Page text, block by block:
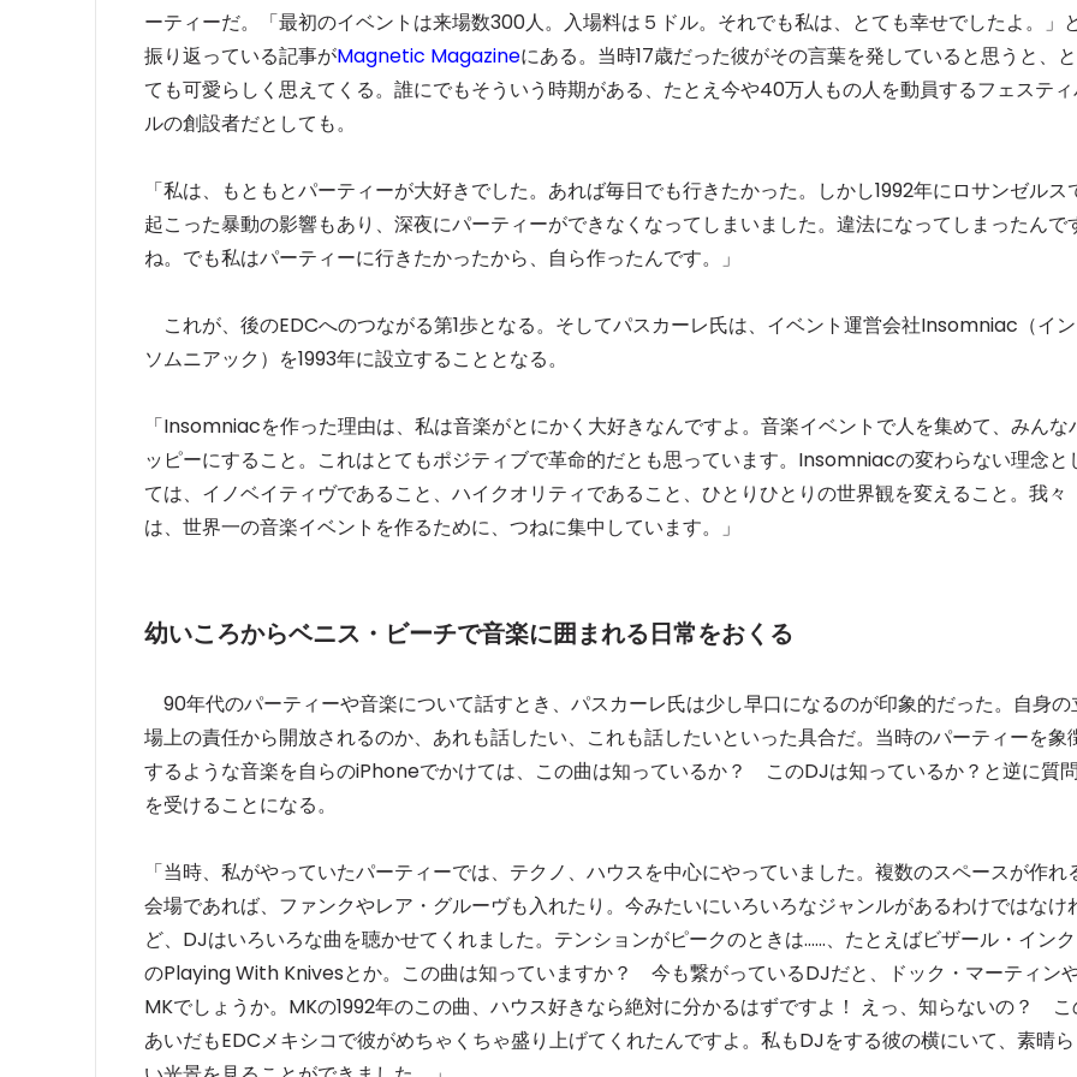
ーティーだ。「最初のイベントは来場数300人。入場料は５ドル。それでも私は、とても幸せでしたよ。」
振り返っている記事がMagnetic Magazineにある。当時17歳だった彼がその言葉を発していると思うと、と
ても可愛らしく思えてくる。誰にでもそういう時期がある、たとえ今や40万人もの人を動員するフェステ
ルの創設者だとしても。
「私は、もともとパーティーが大好きでした。あれば毎日でも行きたかった。しかし1992年にロサンゼルス
起こった暴動の影響もあり、深夜にパーティーができなくなってしまいました。違法になってしまったんで
ね。でも私はパーティーに行きたかったから、自ら作ったんです。」
これが、後のEDCへのつながる第1歩となる。そしてパスカーレ氏は、イベント運営会社Insomniac（イン
ソムニアック）を1993年に設立することとなる。
「Insomniacを作った理由は、私は音楽がとにかく大好きなんですよ。音楽イベントで人を集めて、みんな
ッピーにすること。これはとてもポジティブで革命的だとも思っています。Insomniacの変わらない理念と
ては、イノベイティヴであること、ハイクオリティであること、ひとりひとりの世界観を変えること。我々
は、世界一の音楽イベントを作るために、つねに集中しています。」
幼いころからベニス・ビーチで音楽に囲まれる日常をおくる
90年代のパーティーや音楽について話すとき、パスカーレ氏は少し早口になるのが印象的だった。自身の
場上の責任から開放されるのか、あれも話したい、これも話したいといった具合だ。当時のパーティーを象
するような音楽を自らのiPhoneでかけては、この曲は知っているか？ このDJは知っているか？と逆に質問
を受けることになる。
「当時、私がやっていたパーティーでは、テクノ、ハウスを中心にやっていました。複数のスペースが作れ
会場であれば、ファンクやレア・グルーヴも入れたり。今みたいにいろいろなジャンルがあるわけではなけ
ど、DJはいろいろな曲を聴かせてくれました。テンションがピークのときは……、たとえばビザール・インク
のPlaying With Knivesとか。この曲は知っていますか？ 今も繋がっているDJだと、ドック・マーティン
MKでしょうか。MKの1992年のこの曲、ハウス好きなら絶対に分かるはずですよ！ えっ、知らないの？ こ
あいだもEDCメキシコで彼がめちゃくちゃ盛り上げてくれたんですよ。私もDJをする彼の横にいて、素晴